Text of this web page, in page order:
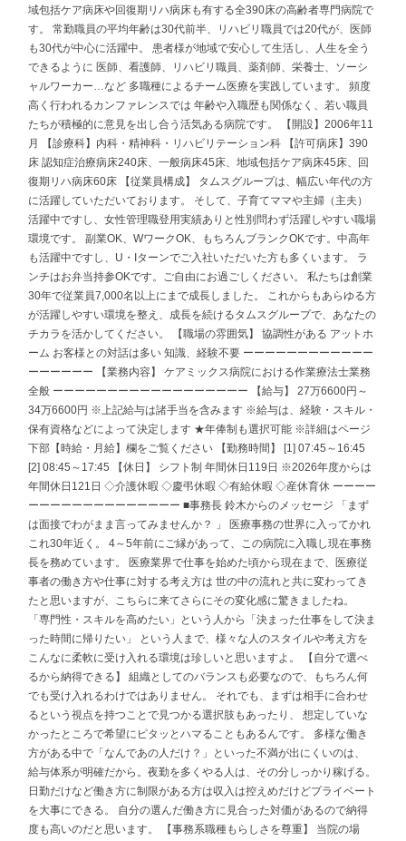
域包括ケア病床や回復期リハ病床も有する全390床の高齢者専門病院で
す。 常勤職員の平均年齢は30代前半、リハビリ職員では20代が、医師
も30代が中心に活躍中。 患者様が地域で安心して生活し、人生を全う
できるように 医師、看護師、リハビリ職員、薬剤師、栄養士、ソーシ
ャルワーカー…など 多職種によるチーム医療を実践しています。 頻度
高く行われるカンファレンスでは 年齢や入職歴も関係なく、若い職員
たちが積極的に意見を出し合う活気ある病院です。 【開設】2006年11
月 【診療科】内科・精神科・リハビリテーション科 【許可病床】390
床 認知症治療病床240床、一般病床45床、地域包括ケア病床45床、回
復期リハ病床60床 【従業員構成】 タムスグループは、幅広い年代の方
に活躍していただいております。 そして、子育てママや主婦（主夫）
活躍中ですし、女性管理職登用実績ありと性別問わず活躍しやすい職場
環境です。 副業OK、WワークOK、もちろんブランクOKです。中高年
も活躍中ですし、U・Iターンでご入社いただいた方も多くいます。 ラ
ンチはお弁当持参OKです。ご自由にお過ごしください。 私たちは創業
30年で従業員7,000名以上にまで成長しました。 これからもあらゆる方
が活躍しやすい環境を整え、成長を続けるタムスグループで、あなたの
チカラを活かしてください。 【職場の雰囲気】 協調性がある アットホ
ーム お客様との対話は多い 知識、経験不要 ーーーーーーーーーーーー
ーーーーーー 【業務内容】 ケアミックス病院における作業療法士業務
全般 ーーーーーーーーーーーーーーーーーー 【給与】 27万6600円～
34万6600円 ※上記給与は諸手当を含みます ※給与は、経験・スキル・
保有資格などによって決定します ★年俸制も選択可能 ※詳細はページ
下部【時給・月給】欄をご覧ください 【勤務時間】 [1] 07:45～16:45
[2] 08:45～17:45 【休日】 シフト制 年間休日119日 ※2026年度からは
年間休日121日 ◇介護休暇 ◇慶弔休暇 ◇有給休暇 ◇産休育休 ーーーー
ーーーーーーーーーーーーーー ■事務長 鈴木からのメッセージ 「まず
は面接でわがまま言ってみませんか？ 」 医療事務の世界に入ってかれ
これ30年近く。 4～5年前にご縁があって、この病院に入職し現在事務
長を務めています。 医療業界で仕事を始めた頃から現在まで、医療従
事者の働き方や仕事に対する考え方は 世の中の流れと共に変わってき
たと思いますが、こちらに来てさらにその変化感に驚きましたね。
「専門性・スキルを高めたい」という人から「決まった仕事をして決ま
った時間に帰りたい」 という人まで、様々な人のスタイルや考え方を
こんなに柔軟に受け入れる環境は珍しいと思いますよ。 【自分で選べ
るから納得できる】 組織としてのバランスも必要なので、もちろん何
でも受け入れるわけではありません。 それでも、まずは相手に合わせ
るという視点を持つことで見つかる選択肢もあったり、 想定していな
かったところで希望にピタッとハマることもあるんです。 多様な働き
方がある中で「なんであの人だけ？」といった不満が出にくいのは、
給与体系が明確だから。夜勤を多くやる人は、その分しっかり稼げる。
日勤だけなど働き方に制限がある方は収入は控えめだけどプライベート
を大事にできる。 自分の選んだ働き方に見合った対価があるので納得
度も高いのだと思います。 【事務系職種もらしさを尊重】 当院の場